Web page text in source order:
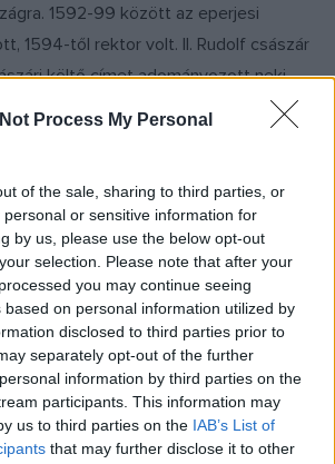
Process My Personal
of the sale, sharing to third parties, or
or sensitive information for
by us, please use the below opt-out
selection. Please note that after your
you may continue seeing
based on personal information utilized by
disclosed to third parties prior to
separately opt-out of the further
information by third parties on the
participants. This information may
us to third parties on the IAB’s List of
that may further disclose it to other
1592-99 között az eperjesi
1594-től rektor volt. II. Rudolf császár
költő címet adományozott neki.
rektor, később Bocskai István oldalára
ban követségbe Németországba
de a császáriak Prágában elfogták
ítélték. Öt évig sínylődött a
a felesége, aki a várban cselédnek
kötélhágcsót juttatott be cellájába,
1611-ben ismét kassai polgár
a városi iskola igazgatójaként
után Bethlen Gábor is gyakorta bízott
küldetéseket. - Tanárként Seneca
a gyakorlati életre készítette fel.